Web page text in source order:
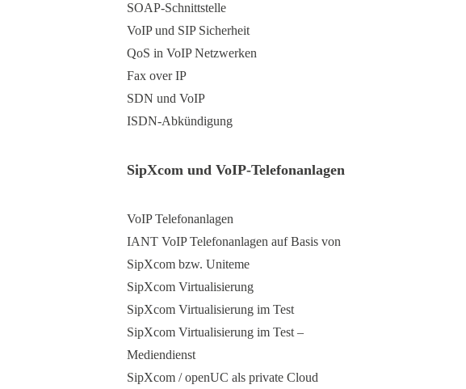
SOAP-Schnittstelle
VoIP und SIP Sicherheit
QoS in VoIP Netzwerken
Fax over IP
SDN und VoIP
ISDN-Abkündigung
SipXcom und VoIP-Telefonanlagen
VoIP Telefonanlagen
IANT VoIP Telefonanlagen auf Basis von
SipXcom bzw. Uniteme
SipXcom Virtualisierung
SipXcom Virtualisierung im Test
SipXcom Virtualisierung im Test –
Mediendienst
SipXcom / openUC als private Cloud